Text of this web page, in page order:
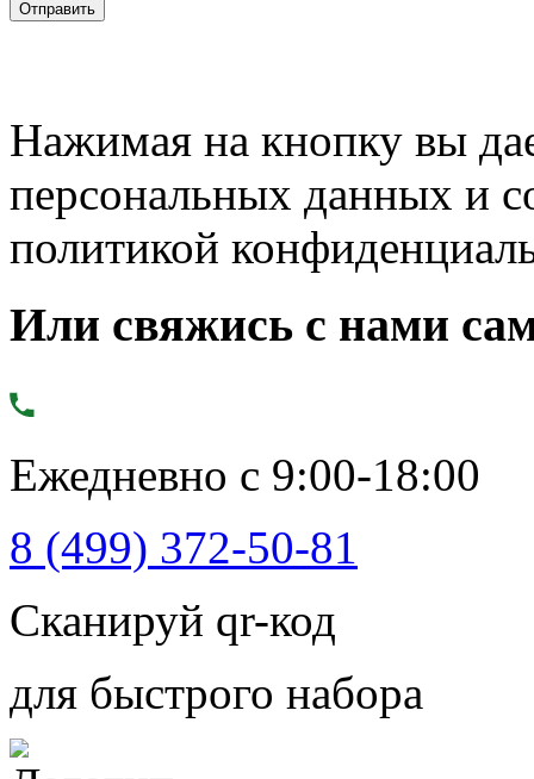
Нажимая на кнопку вы
персональных данных и
политикой
Или свяжись с нами
Ежедневно с 9:00-18:00
8 (499) 372-50-81
Сканируй qr-код
для быстрого набора